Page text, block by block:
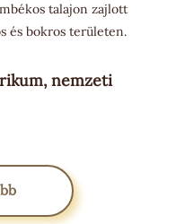
talajon zajlott
és bokros területen.
nemzeti